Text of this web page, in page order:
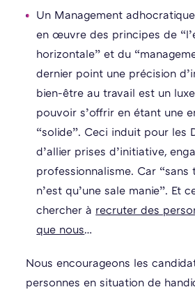
Un Management
en œuvre des principes de
horizontale” et du
dernier point une précision
bien-être au travail est un
pouvoir s’offrir en étant une
“solide”. Ceci induit pour les
d’allier prises d’initiative,
professionnalisme. Car “sans
n’est qu’une sale manie”. Et
chercher à recruter des
que nous…
Nous encourageons les
personnes en situation de